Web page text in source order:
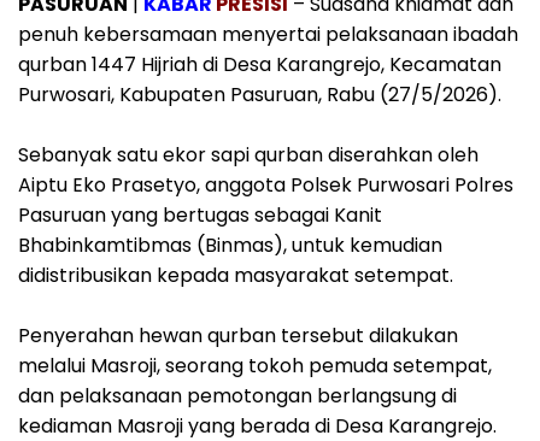
penuh kebersamaan menyertai pelaksanaan ibadah
qurban 1447 Hijriah di Desa Karangrejo, Kecamatan
Purwosari, Kabupaten Pasuruan, Rabu (27/5/2026).
‎Sebanyak satu ekor sapi qurban diserahkan oleh
Aiptu Eko Prasetyo, anggota Polsek Purwosari Polres
Pasuruan yang bertugas sebagai Kanit
Bhabinkamtibmas (Binmas), untuk kemudian
didistribusikan kepada masyarakat setempat.
Penyerahan hewan qurban tersebut dilakukan
melalui Masroji, seorang tokoh pemuda setempat,
dan pelaksanaan pemotongan berlangsung di
kediaman Masroji yang berada di Desa Karangrejo.